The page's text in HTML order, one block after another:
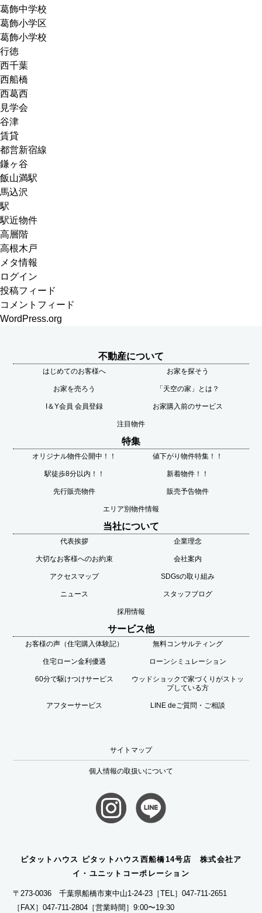
葛飾中学校
葛飾小学区
葛飾小学校
行徳
西千葉
西船橋
西葛西
見学会
谷津
賃貸
都営新宿線
鎌ヶ谷
飯山満駅
馬込沢
駅
駅近物件
高層階
高根木戸
メタ情報
ログイン
投稿フィード
コメントフィード
WordPress.org
不動産について
はじめてのお客様へ お家を探そう
お家を売ろう 「天空の家」とは？
I＆Y会員 会員登録 お家購入前のサービス
注目物件
特集
オリジナル物件公開中！！ 値下がり物件特集！！
駅徒歩8分以内！！ 新着物件！！
先行販売物件 販売予告物件
エリア別物件情報
当社について
代表挨拶 企業理念
大切なお客様へのお約束 会社案内
アクセスマップ SDGsの取り組み
ニュース スタッフブログ
採用情報
サービス他
お客様の声（住宅購入体験記） 無料コンサルティング
住宅ローン金利優遇 ローンシミュレーション
60分で駆けつけサービス
ウッドショックで家づくりがストッ
プしている方
アフターサービス LINE deご質問・ご相談
サイトマップ
個人情報の取扱いについて
ピタットハウス ピタットハウス西船橋14号店 株式会社ア
イ・ユニットコーポレーション
〒273-0036 千葉県船橋市東中山1-24-23 ［TEL］047-711-2651
［FAX］047-711-2804 ［営業時間］9:00〜19:30